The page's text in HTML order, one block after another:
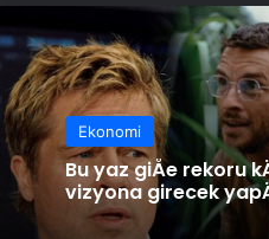
Ekonomi
Bu yaz giÅe rekoru
vizyona girecek